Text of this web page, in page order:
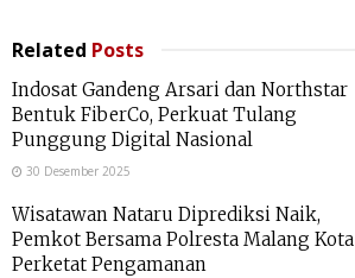
Related Posts
Indosat Gandeng Arsari dan Northstar
Bentuk FiberCo, Perkuat Tulang
Punggung Digital Nasional
30 Desember 2025
Wisatawan Nataru Diprediksi Naik,
Pemkot Bersama Polresta Malang Kota
Perketat Pengamanan